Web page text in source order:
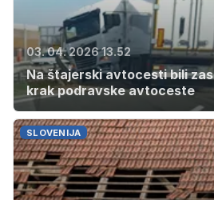
03. 04. 2026 13.52
Na štajerski avtocesti bili
krak podravske avtoceste
SLOVENIJA